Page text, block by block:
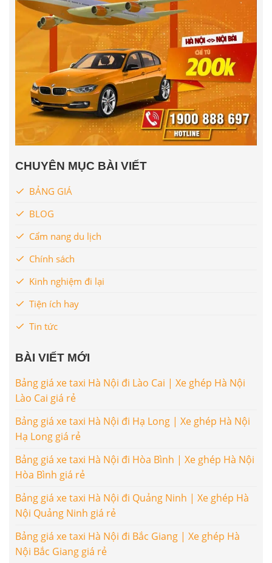
CHUYÊN MỤC BÀI VIẾT
BẢNG GIÁ
BLOG
Cẩm nang du lịch
Chính sách
Kinh nghiệm đi lại
Tiện ích hay
Tin tức
BÀI VIẾT MỚI
Bảng giá xe taxi Hà Nội đi Lào Cai | Xe ghép Hà Nội
Lào Cai giá rẻ
Bảng giá xe taxi Hà Nội đi Hạ Long | Xe ghép Hà Nội
Hạ Long giá rẻ
Bảng giá xe taxi Hà Nội đi Hòa Bình | Xe ghép Hà Nội
Hòa Bình giá rẻ
Bảng giá xe taxi Hà Nội đi Quảng Ninh | Xe ghép Hà
Nội Quảng Ninh giá rẻ
Bảng giá xe taxi Hà Nội đi Bắc Giang | Xe ghép Hà
Nội Bắc Giang giá rẻ